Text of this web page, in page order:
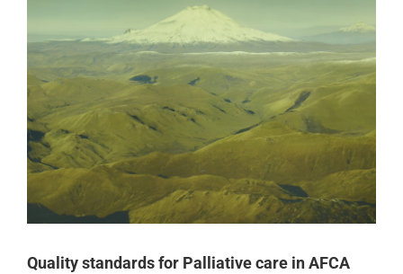
Quality standards for Palliative care in AFCA